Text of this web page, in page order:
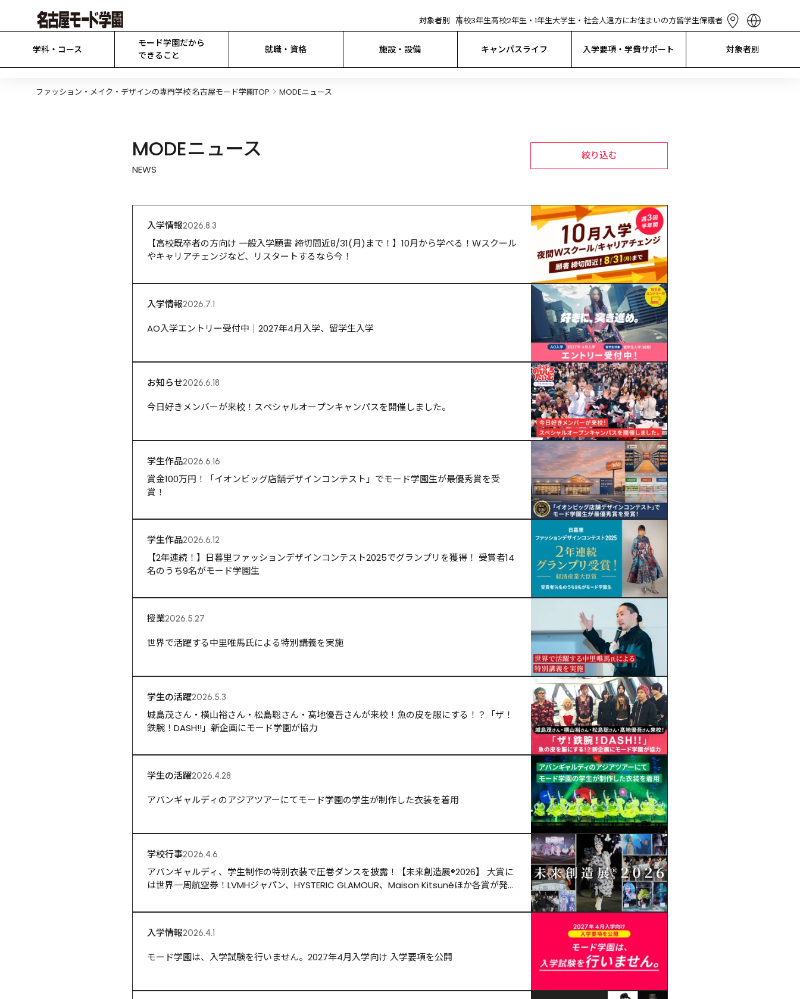
対象者別 高校3年生高校2年生・1年生大学生・社会人遠方にお住まいの方留学生保護者
简体中文
学科・コース
モード学園だから
できること
就職・資格 施設・設備 キャンパスライフ 入学要項・学費サポート 対象者別
ファッション・メイク・デザインの専門学校 名古屋モード学園TOP MODEニュース
MODEニュース
NEWS
絞り込む
入学情報2026.8.3
【高校既卒者の方向け 一般入学願書 締切間近8/31(月)まで！】10月から学べる！Ｗスクール
やキャリアチェンジなど、リスタートするなら今！
入学情報2026.7.1
AO入学エントリー受付中｜2027年4月入学、留学生入学
お知らせ2026.6.18
今日好きメンバーが来校！スペシャルオープンキャンパスを開催しました。
学生作品2026.6.16
賞金100万円！「イオンビッグ店舗デザインコンテスト」でモード学園生が最優秀賞を受
賞！
学生作品2026.6.12
【2年連続！】日暮里ファッションデザインコンテスト2025でグランプリを獲得！ 受賞者14
名のうち9名がモード学園生
授業2026.5.27
世界で活躍する中里唯馬氏による特別講義を実施
学生の活躍2026.5.3
城島茂さん・横山裕さん・松島聡さん・髙地優吾さんが来校！魚の皮を服にする！？「ザ！
鉄腕！DASH!!」新企画にモード学園が協力
学生の活躍2026.4.28
アバンギャルディのアジアツアーにてモード学園の学生が制作した衣装を着用
学校行事2026.4.6
アバンギャルディ、学生制作の特別衣装で圧巻ダンスを披露！【未来創造展®️2026】 大賞に
は世界一周航空券！LVMHジャパン、HYSTERIC GLAMOUR、Maison Kitsunéほか各賞が発
入学情報2026.4.1
モード学園は、入学試験を行いません。2027年4月入学向け 入学要項を公開